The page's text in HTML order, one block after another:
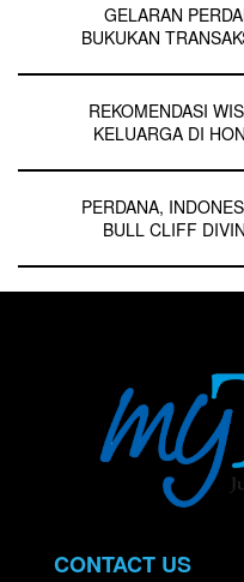
GELARAN
BUKUKAN
REKOMENDASI
KELUARGA DI
PERDANA,
BULL CLIFF
CONTACT US